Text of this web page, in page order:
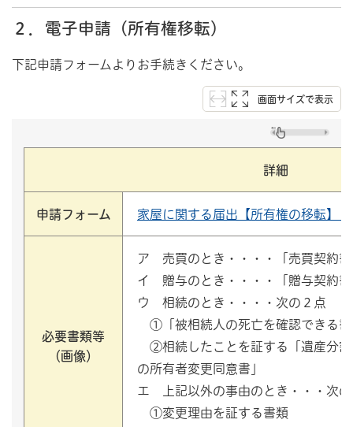
２．電子申請（所有権移転）
下記申請フォームよりお手続きください。
画面サイズで表示
詳細
申請フォーム 家屋に関する届出【所有権の移転】
必要書類等
（画像）
ア 売買のとき・・・・「売買契約
イ 贈与のとき・・・・「贈与契約
ウ 相続のとき・・・・次の２点
①「被相続人の死亡を確認できる書
②相続したことを証する「遺産分割
の所有者変更同意書」
エ 上記以外の事由のとき・・・次
①変更理由を証する書類